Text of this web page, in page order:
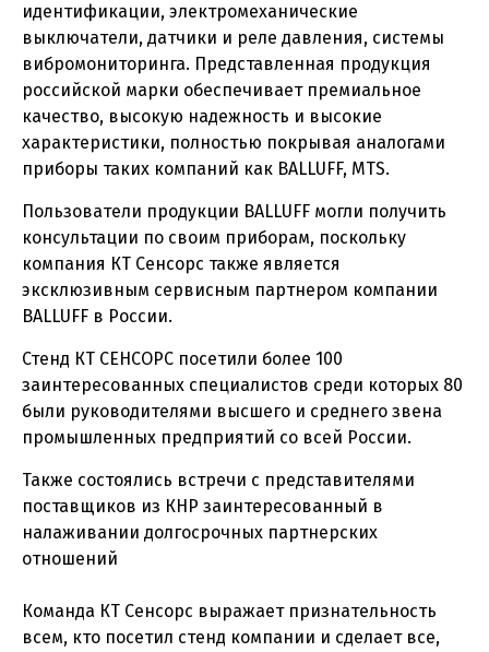
идентификации, электромеханические
выключатели, датчики и реле давления, системы
вибромониторинга. Представленная продукция
российской марки обеспечивает премиальное
качество, высокую надежность и высокие
характеристики, полностью покрывая аналогами
приборы таких компаний как BALLUFF, MTS.
Пользователи продукции BALLUFF могли получить
консультации по своим приборам, поскольку
компания КТ Сенсорс также является
эксклюзивным сервисным партнером компании
BALLUFF в России.
Стенд КТ СЕНСОРС посетили более 100
заинтересованных специалистов среди которых 80
были руководителями высшего и среднего звена
промышленных предприятий со всей России.
Также состоялись встречи с представителями
поставщиков из КНР заинтересованный в
налаживании долгосрочных партнерских
отношений
Команда КТ Сенсорс выражает признательность
всем, кто посетил стенд компании и сделает все,